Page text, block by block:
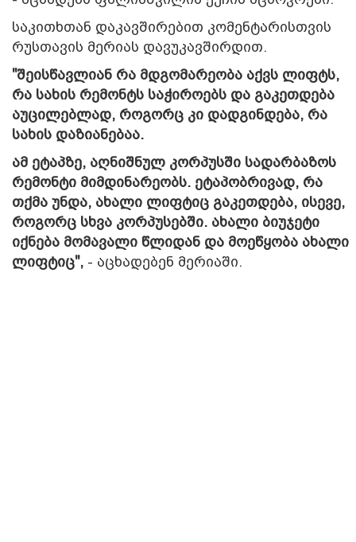
საკითხთან დაკავშირებით კომენტარისთვის
რუსთავის მერიას დავუკავშირდით.
"შეისწავლიან რა მდგომარეობა აქვს ლიფტს,
რა სახის რემონტს საჭიროებს და გაკეთდება
აუცილებლად, როგორც კი დადგინდება, რა
სახის დაზიანებაა.
ამ ეტაპზე, აღნიშნულ კორპუსში სადარბაზოს
რემონტი მიმდინარეობს. ეტაპობრივად, რა
თქმა უნდა, ახალი ლიფტიც გაკეთდება, ისევე,
როგორც სხვა კორპუსებში. ახალი ბიუჯეტი
იქნება მომავალი წლიდან და მოეწყობა ახალი
ლიფტიც", - აცხადებენ მერიაში.